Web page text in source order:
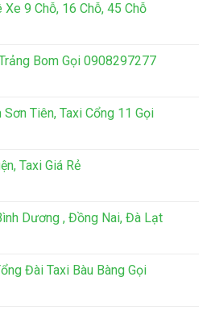
Xe 9 Chỗ, 16 Chỗ, 45 Chỗ
Bom Gọi 0908297277
Sơn Tiên, Taxi Cổng 11 Gọi
Taxi Giá Rẻ
Dương , Đồng Nai, Đà Lạt
Đài Taxi Bàu Bàng Gọi